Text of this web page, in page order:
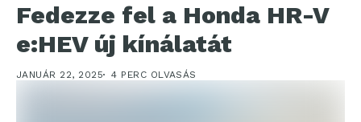
Fedezze fel a Honda HR-V
e:HEV új kínálatát
JANUÁR 22, 2025 4 PERC OLVASÁS